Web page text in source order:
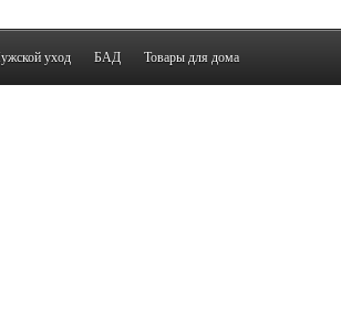
уход БАД Товары для дома